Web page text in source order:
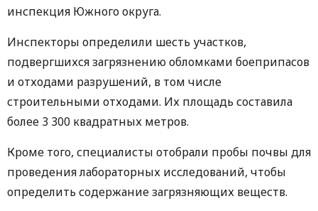
инспекция Южного округа.
Инспекторы определили шесть участков,
подвергшихся загрязнению обломками боеприпасов
и отходами разрушений, в том числе
строительными отходами. Их площадь составила
более 3 300 квадратных метров.
Кроме того, специалисты отобрали пробы почвы для
проведения лабораторных исследований, чтобы
определить содержание загрязняющих веществ.